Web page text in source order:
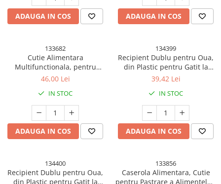
ADAUGA IN COS ADAUGA IN COS
133682
Cutie Alimentara
Multifunctionala, pentru
Condimente, Gustari,
Maner, 4 Compartimente, 25 x
8 x 18 cm, Alb
46,00 Lei
IN STOC
ADAUGA IN COS
134399
Recipient Dublu pentru Oua,
din Plastic pentru Gatit la
Microunde, 22 x 11.8 x 8 cm,
39,42 Lei
IN STOC
ADAUGA IN COS
134400
Recipient Dublu pentru Oua,
din Plastic pentru Gatit la
133856
Caserola Alimentara, Cutie
pentru Pastrare a Alimentelor,